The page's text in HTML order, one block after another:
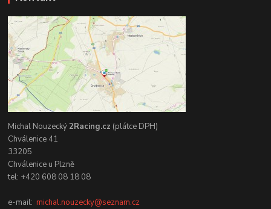
Michal Nouzecký2Racing.cz (plátce DPH)
Chválenice 41
33205
Chválenice u Plzně
tel: +420 608 08 18 08
e-mail:michal.nouzecky@seznam.cz